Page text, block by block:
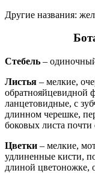
Другие названия:
Стебель –
Листья – мелкие,
обратнояйцевидной
ланцетовидные, с
длинном черешке,
боковых листа почти
Цветки – мелкие,
удлиненные кисти,
длиной цветоножке,